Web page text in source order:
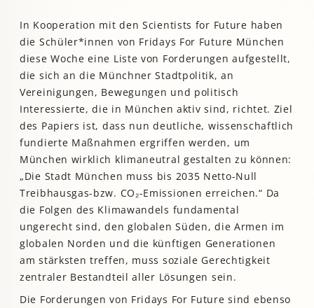
In Kooperation mit den Scientists for Future haben
die Schüler*innen von Fridays For Future München
diese Woche eine Liste von Forderungen aufgestellt,
die sich an die Münchner Stadtpolitik, an
Vereinigungen, Bewegungen und politisch
Interessierte, die in München aktiv sind, richtet. Ziel
des Papiers ist, dass nun deutliche, wissenschaftlich
fundierte Maßnahmen ergriffen werden, um
München wirklich klimaneutral gestalten zu können:
„Die Stadt München muss bis 2035 Netto-Null
Treibhausgas-bzw. CO₂-Emissionen erreichen.“ Da
die Folgen des Klimawandels fundamental
ungerecht sind, den globalen Süden, die Armen im
globalen Norden und die künftigen Generationen
am stärksten treffen, muss soziale Gerechtigkeit
zentraler Bestandteil aller Lösungen sein.
Die Forderungen von Fridays For Future sind ebenso